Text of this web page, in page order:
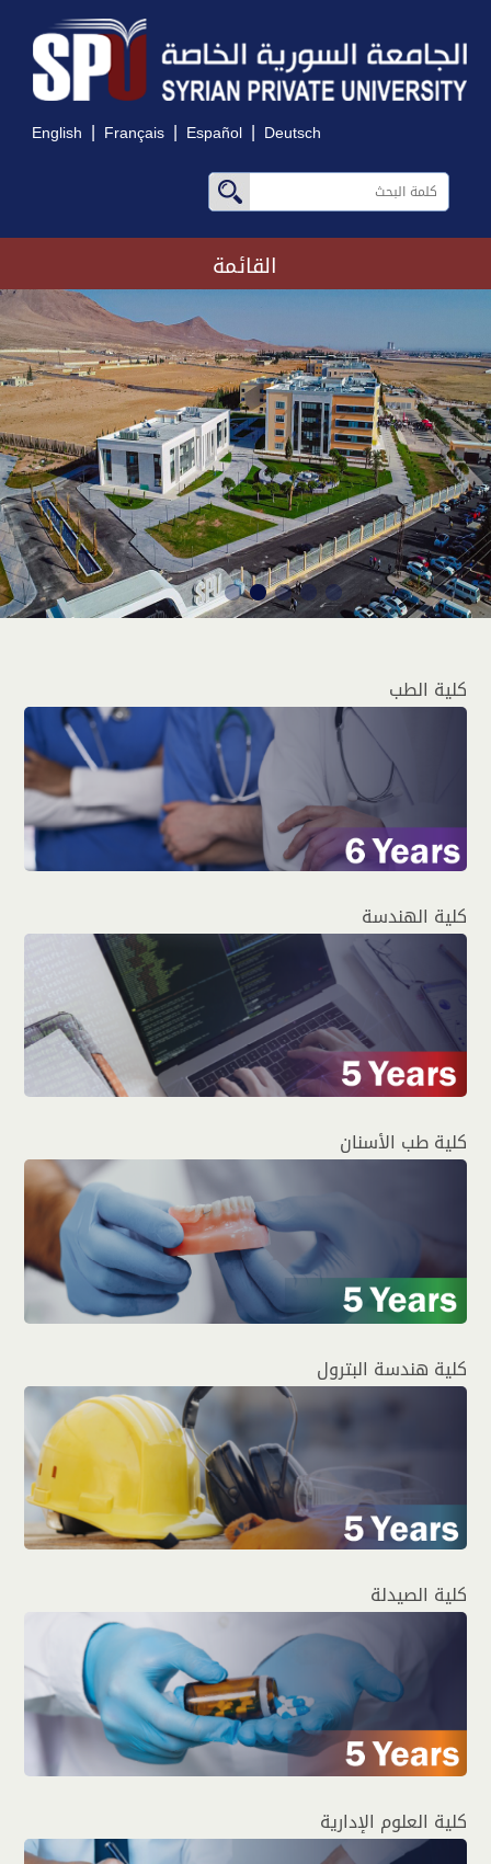
English | Français | Español | Deutsch
القائمة
كلية الطب
كلية الهندسة
كلية طب الأسنان
كلية هندسة البترول
كلية الصيدلة
كلية العلوم الإدارية